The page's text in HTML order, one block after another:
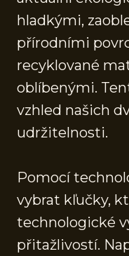
hladkými,
přírodními
recyklované
oblíbenými.
vzhled našich
udržitelnosti.
Pomocí
vybrat kľučky,
technologické
přitažlivostí.